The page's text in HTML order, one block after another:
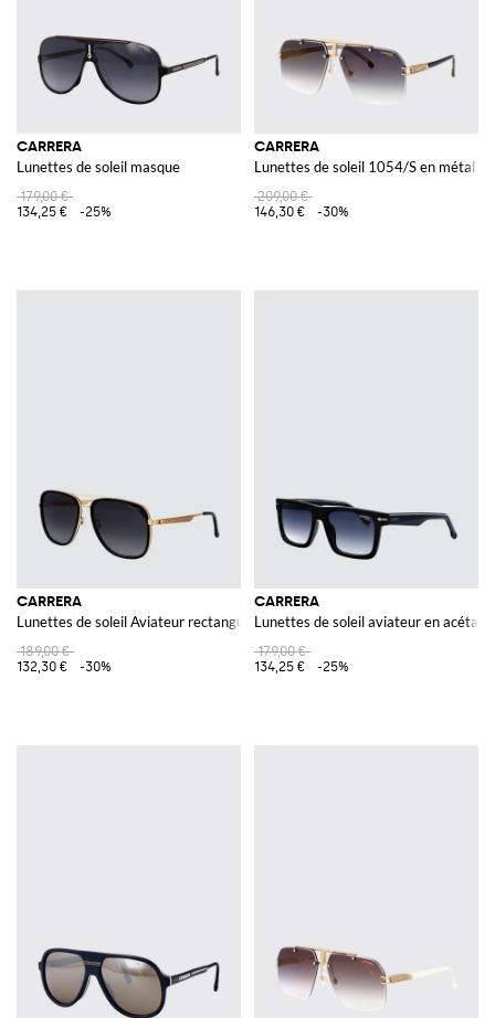
CARRERA
Lunettes de soleil masque
179,00 €
134,25 €
-25%
CARRERA
Lunettes de soleil 1054/S en métal
209,00 €
146,30 €
-30%
CARRERA
Lunettes de soleil Aviateur rectangulaires en métal avec double pont
189,00 €
132,30 €
-30%
CARRERA
Lunettes de soleil aviateur en
179,00 €
134,25 €
-25%